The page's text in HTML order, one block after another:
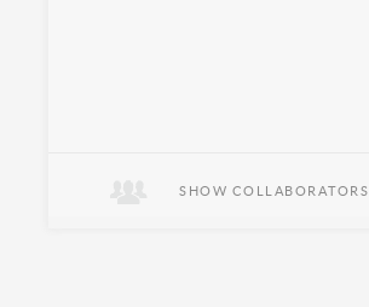
SHOW COLLABORATORS